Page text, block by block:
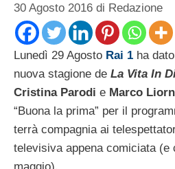
30 Agosto 2016 di Redazione
Lunedì 29 Agosto Rai 1 ha
nuova stagione de La Vita In
Cristina Parodi e Marco
“Buona la prima” per il
terrà compagnia ai
televisiva appena comiciata (e
maggio).